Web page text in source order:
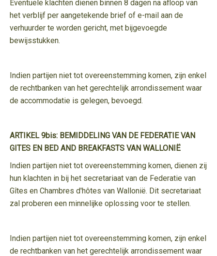
Eventuele klachten dienen binnen 8 dagen na afloop van
het verblijf per aangetekende brief of e-mail aan de
verhuurder te worden gericht, met bijgevoegde
bewijsstukken.
Indien partijen niet tot overeenstemming komen, zijn enkel
de rechtbanken van het gerechtelijk arrondissement waar
de accommodatie is gelegen, bevoegd.
ARTIKEL 9bis: BEMIDDELING VAN DE FEDERATIE VAN
GITES EN BED AND BREAKFASTS VAN WALLONIË
Indien partijen niet tot overeenstemming komen, dienen zij
hun klachten in bij het secretariaat van de Federatie van
Gîtes en Chambres d'hôtes van Wallonië. Dit secretariaat
zal proberen een minnelijke oplossing voor te stellen.
Indien partijen niet tot overeenstemming komen, zijn enkel
de rechtbanken van het gerechtelijk arrondissement waar